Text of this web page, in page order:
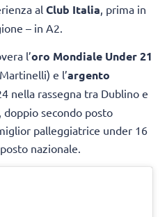
al Club Italia , prima in
– in A2.
l’oro Mondiale Under 21
e l’argento
nella rassegna tra Dublino e
secondo posto
palleggiatrice under 16
nazionale.